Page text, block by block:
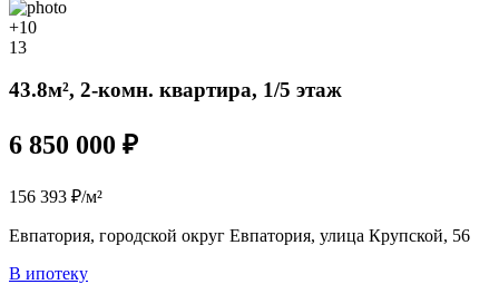
+10
13
43.8м², 2-комн. квартира, 1/5 этаж
6 850 000 ₽
156 393 ₽/м²
Евпатория, городской округ Евпатория, улица Крупской, 56
В ипотеку